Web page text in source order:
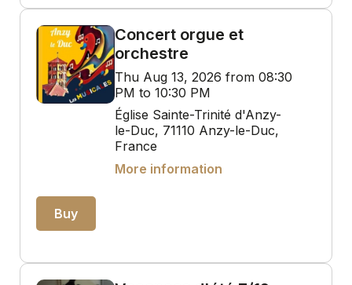
Concert orgue et
orchestre
Thu Aug 13, 2026 from 08:30
PM to 10:30 PM
Église Sainte-Trinité d'Anzy-
le-Duc, 71110 Anzy-le-Duc,
France
More information
Buy